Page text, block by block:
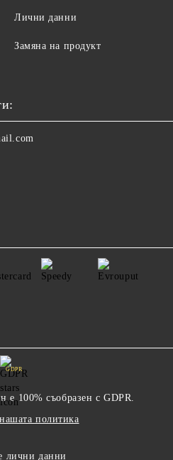
Лични данни
Замяна на продукт
GDPR
е 100% съобразен с GDPR.
политика
лични данни